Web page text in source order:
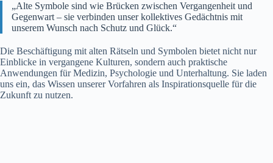
„Alte Symbole sind wie Brücken zwischen Vergangenheit und
Gegenwart – sie verbinden unser kollektives Gedächtnis mit
unserem Wunsch nach Schutz und Glück.“
Die Beschäftigung mit alten Rätseln und Symbolen bietet nicht nur
Einblicke in vergangene Kulturen, sondern auch praktische
Anwendungen für Medizin, Psychologie und Unterhaltung. Sie laden
uns ein, das Wissen unserer Vorfahren als Inspirationsquelle für die
Zukunft zu nutzen.